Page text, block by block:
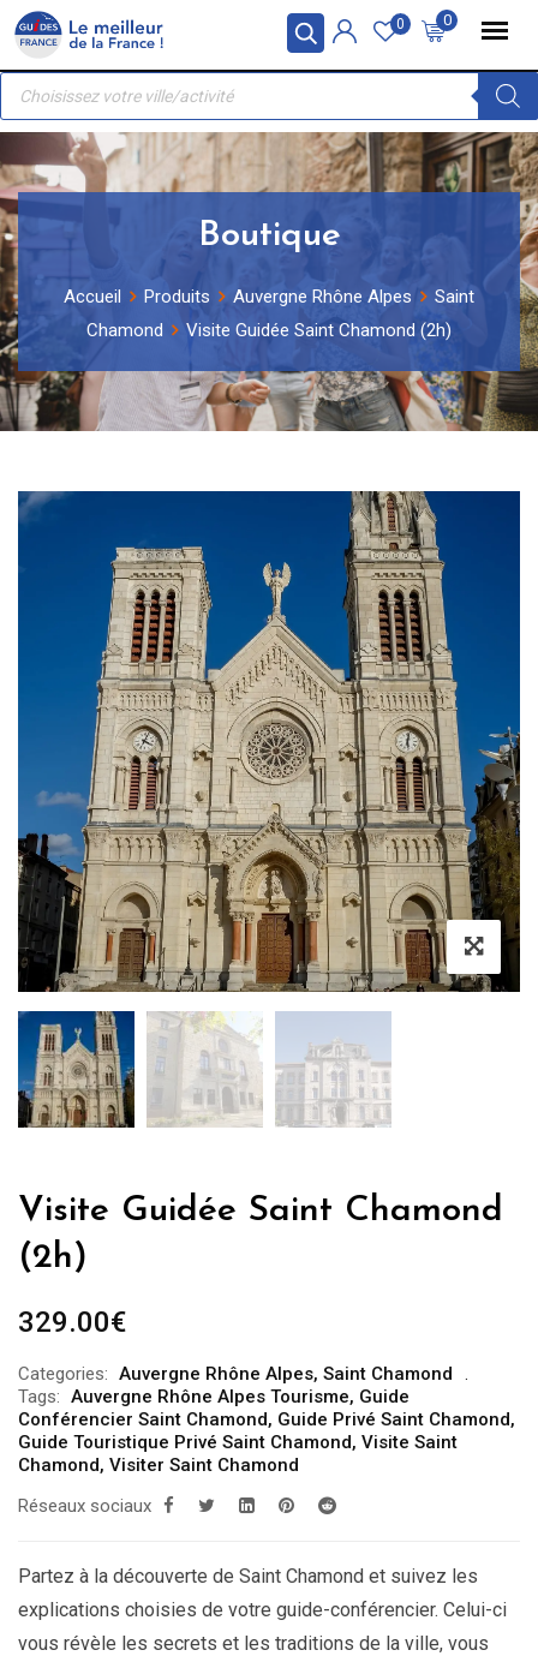
Panneau de gestion des cookies
Skip
content
0
0
Recherche
produits
Boutique
Accueil Produits Auvergne Rhône Alpes
Saint
Chamond
Visite Guidée Saint Chamond (2h)
Visite Guidée Saint Chamond
(2h)
329.00€
Categories: Auvergne Rhône Alpes, Saint Chamond
Tags: Auvergne Rhône Alpes Tourisme, Guide
Conférencier Saint Chamond, Guide Privé Saint Chamond,
Guide Touristique Privé Saint Chamond, Visite Saint
Chamond, Visiter Saint Chamond
Réseaux sociaux
Partez à la découverte de Saint Chamond et suivez les
explications choisies de votre guide-conférencier. Celui-ci
vous révèle les secrets et les traditions de la ville, vous